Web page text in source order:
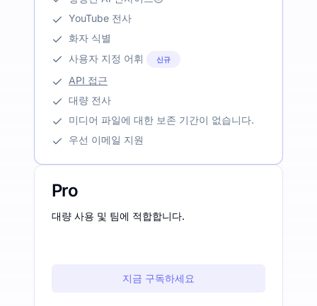
YouTube 전사
화자 식별
사용자 지정 어휘
신규
API 접근
대량 전사
미디어 파일에 대한 보존 기간이 없습니다.
우선 이메일 지원
Pro
대량 사용 및 팀에 적합합니다.
지금 구독하세요